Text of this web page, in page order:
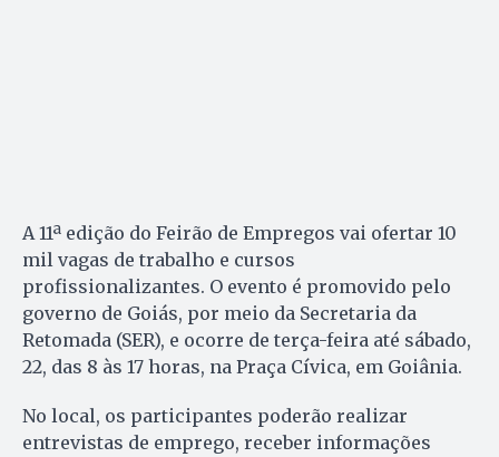
A 11ª edição do Feirão de Empregos vai ofertar 10
mil vagas de trabalho e cursos
profissionalizantes. O evento é promovido pelo
governo de Goiás, por meio da Secretaria da
Retomada (SER), e ocorre de terça-feira até sábado,
22, das 8 às 17 horas, na Praça Cívica, em Goiânia.
No local, os participantes poderão realizar
entrevistas de emprego, receber informações